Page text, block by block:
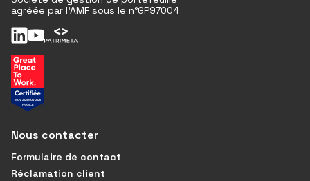
agréée par l'AMF sous le n°GP97004
Nous contacter
Formulaire de contact
Réclamation client